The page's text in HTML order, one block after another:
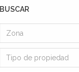
BUSCAR